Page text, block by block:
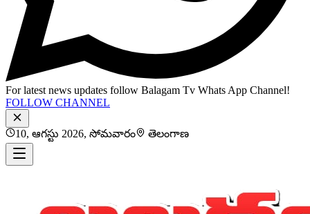
For latest news updates follow Balagam Tv Whats App Channel!
FOLLOW CHANNEL
10, ఆగస్టు 2026, సోమవారం తెలంగాణ